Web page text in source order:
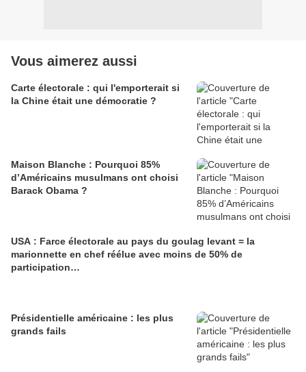
Vous aimerez aussi
Carte électorale : qui l'emporterait si
la Chine était une démocratie ?
Maison Blanche : Pourquoi 85%
d’Américains musulmans ont choisi
Barack Obama ?
USA : Farce électorale au pays du goulag levant = la
marionnette en chef réélue avec moins de 50% de
participation…
Présidentielle américaine : les plus
grands fails